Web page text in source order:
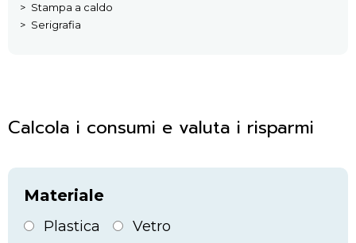
Stampa a caldo
Serigrafia
Calcola i consumi e valuta i risparmi
Materiale
Plastica Vetro